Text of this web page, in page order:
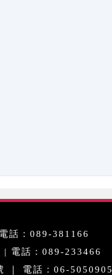
話：089-381166
| 電話：089-233466
｜ 電話：06-5050905